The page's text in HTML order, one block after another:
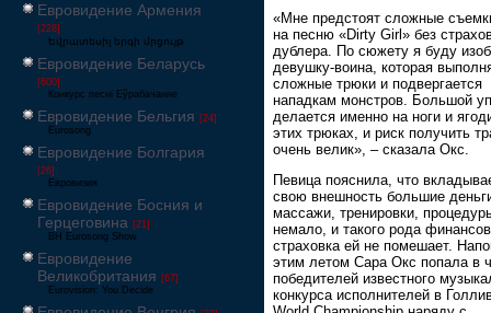
Евровидение Армения
[228]
Եվրատեսիլ երգի մրցույթ
Евровидение Беларусь
[600]
Конкурс песні Еўрабачанне
Евровидение Бельгия [24]
Eurosong
Евровидение Болгария
[26]
Евровизия
Евровидение Босния и
Герцеговина [21]
BH Eurosong Show
Евровидение
Великобритания [67]
Eurovision: You Decide
«Мне предстоят сложные
на песню «Dirty Girl» без
дублера. По сюжету я буду
девушку-воина, которая
сложные трюки и подвергается
нападкам монстров. Большой
делается именно на ноги и
этих трюках, и риск получить
очень велик», – сказала Окс.
Певица пояснила, что
свою внешность большие
массажи, тренировки,
немало, и такого рода
страховка ей не помешает.
этим летом Сара Окс попала в
победителей известного
конкурса исполнителей в